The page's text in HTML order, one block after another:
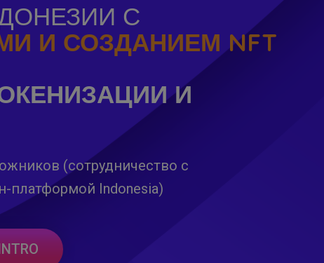
С
И СОЗДАНИЕМ NFT
И
(сотрудничество с
платформой Indonesia)